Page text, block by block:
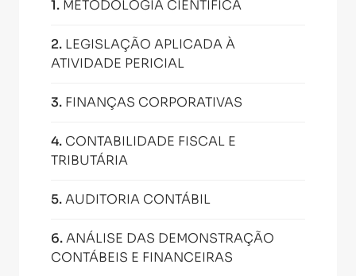
1. METODOLOGIA CIENTÍFICA
2. LEGISLAÇÃO APLICADA À
ATIVIDADE PERICIAL
3. FINANÇAS CORPORATIVAS
4. CONTABILIDADE FISCAL E
TRIBUTÁRIA
5.AUDITORIA CONTÁBIL
6.ANÁLISE DAS DEMONSTRAÇÃO
CONTÁBEIS E FINANCEIRAS